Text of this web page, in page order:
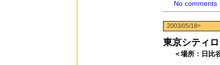
No comments
2003/05/18>
東京シティ
＜場所：日比